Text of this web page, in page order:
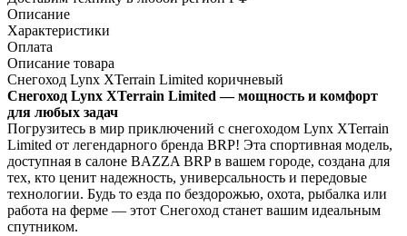
Описание
Характеристики
Оплата
Описание товара
Снегоход Lynx XTerrain Limited коричневый
Снегоход Lynx XTerrain Limited — мощность и комфорт
для любых задач
Погрузитесь в мир приключений с снегоходом Lynx XTerrain
Limited от легендарного бренда BRP! Эта спортивная модель,
доступная в салоне BAZZA BRP в вашем городе, создана для
тех, кто ценит надежность, универсальность и передовые
технологии. Будь то езда по бездорожью, охота, рыбалка или
работа на ферме — этот Снегоход станет вашим идеальным
спутником.